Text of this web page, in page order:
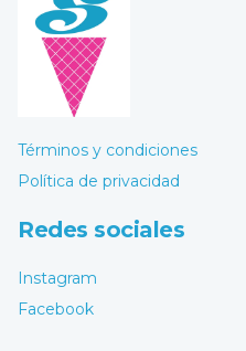
Términos y condiciones
Política de privacidad
Redes sociales
Instagram
Facebook